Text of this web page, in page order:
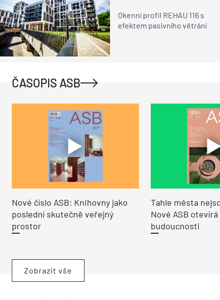
Okenní profil REHAU 116 s
efektem pasivního větrání
ČASOPIS ASB
Nové číslo ASB: Knihovny jako
poslední skutečně veřejný
prostor
Tahle města
Nové ASB
budoucnosti
Zobrazit vše